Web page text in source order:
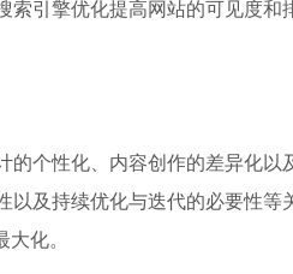
引擎优化提高网站的可见度和
个性化、内容创作的差异化以
及持续优化与迭代的必要性等
化。